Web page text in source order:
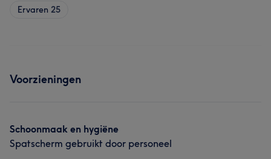
Ervaren 25
Voorzieningen
Schoonmaak en hygiëne
Spatscherm gebruikt door personeel